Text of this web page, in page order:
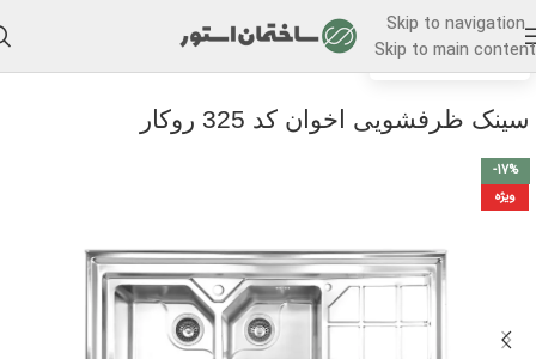
Skip to navigation
Skip to main content
خانه/سینک ظرفشویی
سینک ظرفشویی اخوان کد 325 روکار
-17%
ویژه